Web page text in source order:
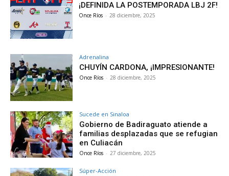
¡DEFINIDA LA POSTEMPORADA LBJ 2F!
Once Ríos - 28 diciembre, 2025
Adrenalina
CHUYÍN CARDONA, ¡IMPRESIONANTE!
Once Ríos - 28 diciembre, 2025
Sucede en Sinaloa
Gobierno de Badiraguato atiende a
familias desplazadas que se refugian
en Culiacán
Once Ríos - 27 diciembre, 2025
Súper-Acción